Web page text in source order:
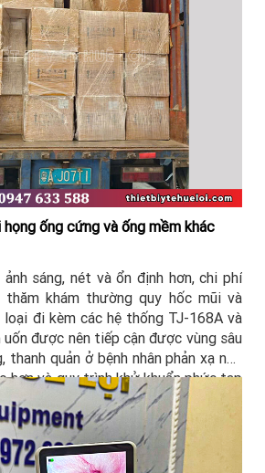
ống cứng và ống mềm khác
sáng, nét và ổn định hơn, chi phí
thăm khám thường quy hốc mũi và
đi kèm các hệ thống TJ-168A và
uốn được nên tiếp cận được vùng sâu
thanh quản ở bệnh nhân phản xạ nôn
hơn và quy trình khử khuẩn phức tạp